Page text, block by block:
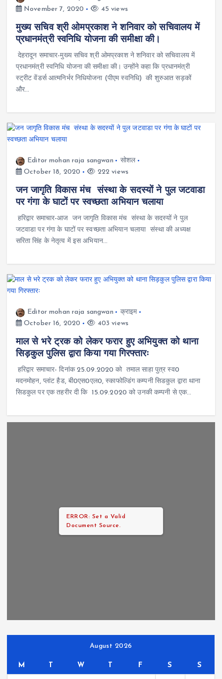
November 7, 2020
45 views
मुख्य सचिव श्री ओमप्रकाश ने शनिवार को सचिवालय में
प्रधानमंत्री स्वनिधि योजना की समीक्षा की।
देहरादून समाचार-मुख्य सचिव श्री ओमप्रकाश ने शनिवार को सचिवालय में
प्रधानमंत्री स्वनिधि योजना की समीक्षा की। उन्होंने कहा कि प्रधानमंत्री
स्ट्रीट वेंडर्स आत्मनिर्भर निधियोजना (पीएम स्वनिधि) की शुरुआत सड़कों
और…
Editor mohan raja sangwan
सोशल
October 18, 2020
222 views
जन जागृति विकास मंच संस्था के सदस्यों ने पुल जटवाडा
पर गंगा के घाटों पर स्वच्छता अभियान चलाया
हरिद्वार समाचार-आज जन जागृति विकास मंच संस्था के सदस्यों ने पुल
जटवाडा पर गंगा के घाटों पर स्वच्छता अभियान चलाया संस्था की अध्यक्ष
सरिता सिंह के नेतृत्व में इस अभियान…
Editor mohan raja sangwan
क्राइम
October 16, 2020
403 views
माल से भरे ट्रक को लेकर फरार हुए अभियुक्त को थाना
सिड़कुल पुलिस द्वारा किया गया गिरफ्तारः
हरिद्वार समाचार- दिनांक 25.09.2020 को तमाल साहा पुत्र स्व0
मदनमोहन, प्लांट हैड, बी0एस0एल0, स्काफोल्डिंग कम्पनी सिडकुल द्वारा थाना
सिडकुल पर एक तहरीर दी कि 15.09.2020 को उनकी कम्पनी से एक…
ERROR: Set a Valid
Document Source.
August 2026
M T W T F S S